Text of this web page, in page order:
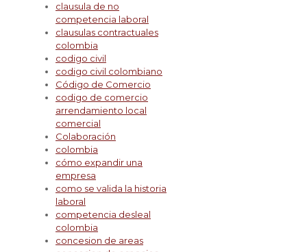
clausula de no
competencia laboral
clausulas contractuales
colombia
codigo civil
codigo civil colombiano
Código de Comercio
codigo de comercio
arrendamiento local
comercial
Colaboración
colombia
cómo expandir una
empresa
como se valida la historia
laboral
competencia desleal
colombia
concesion de areas